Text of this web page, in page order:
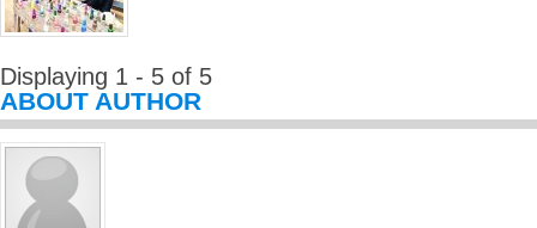
Displaying 1 - 5 of 5
ABOUT AUTHOR